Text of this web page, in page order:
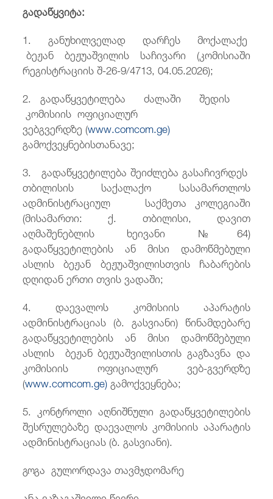
გადაწყვიტა:
1. განუხილველად დარჩეს მოქალაქე
ბეჟან ბეჟუაშვილის საჩივარი (კომისიაში
რეგისტრაციის შ-26-9/4713, 04.05.2026);
2. გადაწყვეტილება ძალაში შედის
კომისიის ოფიციალურ
ვებგვერდზე (www.comcom.ge)
გამოქვეყნებისთანავე;
3. გადაწყვეტილება შეიძლება გასაჩივრდეს
თბილისის საქალაქო სასამართლოს
ადმინისტრაციულ საქმეთა კოლეგიაში
(მისამართი: ქ. თბილისი, დავით
აღმაშენებლის ხეივანი №64)
გადაწყვეტილების ან მისი დამოწმებული
ასლის ბეჟან ბეჟუაშვილისთვის ჩაბარების
დღიდან ერთი თვის ვადაში;
4. დაევალოს კომისიის აპარატის
ადმინისტრაციას (ბ. გასვიანი) წინამდებარე
გადაწყვეტილების ან მისი დამოწმებული
ასლის ბეჟან ბეჟუაშვილისთის გაგზავნა და
კომისიის ოფიციალურ ვებ-გვერდზე
(www.comcom.ge)გამოქვეყნება;
5. კონტროლი აღნიშნული გადაწყვეტილების
შესრულებაზე დაევალოს კომისიის აპარატის
ადმინისტრაციას (ბ. გასვიანი).
გოგა გულორდავა თავმჯდომარე